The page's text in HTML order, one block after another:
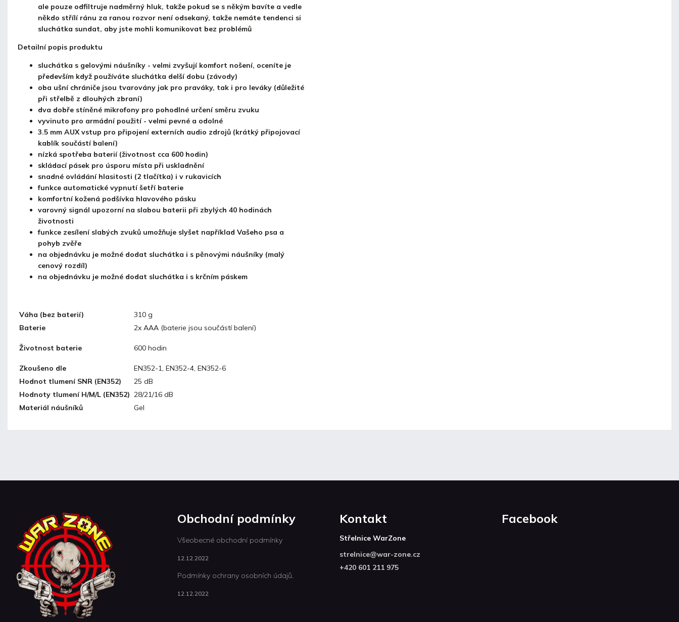
ale pouze odfiltruje nadměrný hluk, takže pokud se s někým bavíte a vedle
někdo střílí ránu za ranou rozvor není odsekaný, takže nemáte tendenci si
sluchátka sundat, aby jste mohli komunikovat bez problémů
Detailní popis produktu
sluchátka s gelovými náušníky - velmi zvyšují komfort nošení, oceníte je
především když používáte sluchátka delší dobu (závody)
oba ušní chrániče jsou tvarovány jak pro praváky, tak i pro leváky (důležité
při střelbě z dlouhých zbraní)
dva dobře stíněné mikrofony pro pohodlné určení směru zvuku
vyvinuto pro armádní použití - velmi pevné a odolné
3.5 mm AUX vstup pro připojení externích audio zdrojů (krátký připojovací
kablík součástí balení)
nízká spotřeba baterií (životnost cca 600 hodin)
skládací pásek pro úsporu místa při uskladnění
snadné ovládání hlasitosti (2 tlačítka) i v rukavicích
funkce automatické vypnutí šetří baterie
komfortní kožená podšívka hlavového pásku
varovný signál upozorní na slabou baterii při zbylých 40 hodinách
životnosti
funkce zesílení slabých zvuků umožňuje slyšet například Vašeho psa a
pohyb zvěře
na objednávku je možné dodat sluchátka i s pěnovými náušníky (malý
cenový rozdíl)
na objednávku je možné dodat sluchátka i s krčním páskem
Váha (bez baterií)
310 g
Baterie
2x AAA (baterie jsou součástí balení)
Životnost baterie 600 hodin
Zkoušeno dle
EN352-1, EN352-4, EN352-6
Hodnot tlumení SNR (EN352)
25 dB
Hodnoty tlumení H/M/L (EN352) 28/21/16 dB
Materiál náušníků
Gel
Obchodní podmínky
Všeobecné obchodní podmínky
12.12.2022
Podmínky ochrany osobních údajů.
12.12.2022
Kontakt
Střelnice WarZone
strelnice@war-zone.cz
+420 601 211 975
Facebook